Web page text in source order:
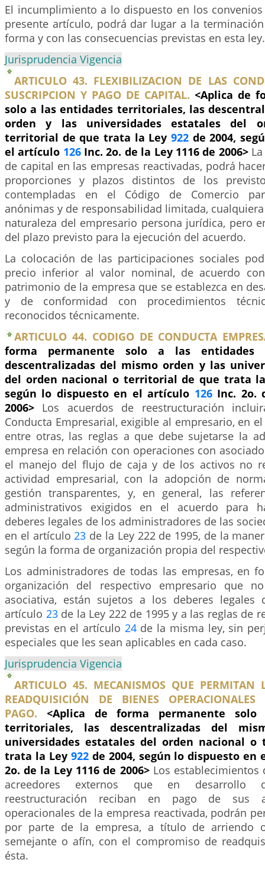
El incumplimiento a lo dispuesto en los
presente artículo, podrá dar lugar a la
forma y con las consecuencias previstas en esta ley.
Jurisprudencia Vigencia
ARTICULO 43. FLEXIBILIZACION DE LAS
SUSCRIPCION Y PAGO DE CAPITAL. <Aplica de
solo a las entidades territoriales, las
orden y las universidades estatales del
territorial de que trata la Ley 922 de 2004,
el artículo 126Inc. 2o. de la Ley 1116 de 2006>
de capital en las empresas reactivadas, podrá
proporciones y plazos distintos de los
contempladas en el Código de Comercio
anónimas y de responsabilidad limitada,
naturaleza del empresario persona jurídica, pero
del plazo previsto para la ejecución del acuerdo.
La colocación de las participaciones sociales
precio inferior al valor nominal, de acuerdo
patrimonio de la empresa que se establezca en
y de conformidad con procedimientos
reconocidos técnicamente.
ARTICULO 44. CODIGO DE CONDUCTA
forma permanente solo a las entidades
descentralizadas del mismo orden y las
del orden nacional o territorial de que trata
según lo dispuesto en el artículo 126Inc. 2o.
2006> Los acuerdos de reestructuración
Conducta Empresarial, exigible al empresario, en
entre otras, las reglas a que debe sujetarse la
empresa en relación con operaciones con
el manejo del flujo de caja y de los activos no
actividad empresarial, con la adopción de
gestión transparentes, y, en general, las
administrativos exigidos en el acuerdo para
deberes legales de los administradores de las
en el artículo23 de la Ley 222 de 1995, de la
según la forma de organización propia del
Los administradores de todas las empresas, en
organización del respectivo empresario que
asociativa, están sujetos a los deberes legales
artículo 23de la Ley 222 de 1995 y a las reglas de
previstas en el artículo 24de la misma ley, sin
especiales que les sean aplicables en cada caso.
Jurisprudencia Vigencia
ARTICULO 45. MECANISMOS QUE PERMITAN
READQUISICIÓN DE BIENES OPERACIONALES
PAGO.
<Aplica de forma permanente
territoriales, las descentralizadas del
universidades estatales del orden nacional
trata la Ley 922de 2004, según lo dispuesto
2o. de la Ley 1116 de 2006> Los establecimientos
acreedores externos que en desarrollo
reestructuración reciban en pago de sus
operacionales de la empresa reactivada, podrán
por parte de la empresa, a título de arriendo
semejante o afín, con el compromiso de
ésta.